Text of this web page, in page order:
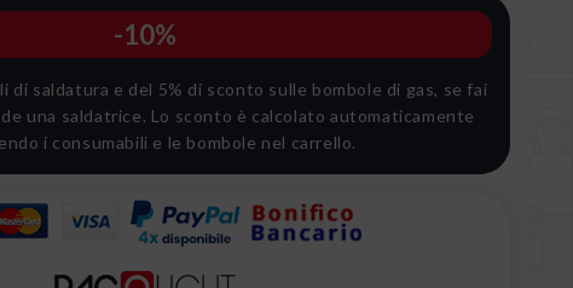
-10%
di saldatura e del 5% di sconto sulle bombole di gas, se fai
una saldatrice. Lo sconto è calcolato automaticamente
i consumabili e le bombole nel carrello.